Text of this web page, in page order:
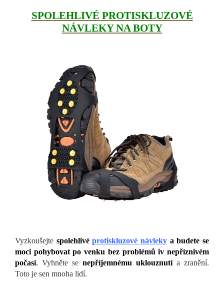
SPOLEHLIVÉ PROTISKLUZOVÉ
NÁVLEKY NA BOTY
Vyzkoušejte spolehlivé protiskluzové návleky a budete se
moci pohybovat po venku bez problémů iv nepříznivém
počasí. Vyhněte se nepříjemnému uklouznutí a zranění.
Toto je sen mnoha lidí.